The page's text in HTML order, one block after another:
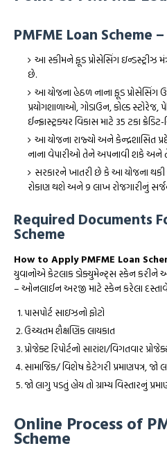
PMFME Loan Scheme –
આ સ્કીમને ફૂડ પ્રોસેસિંગ ઇન્ડસ્ટ્રીઝ
છે.
આ યોજના હેઠળ નાના ફૂડ પ્રોસેસિંગ
પ્રયોગશાળાઓ, ગોડાઉન, કોલ્ડ
ઈન્ફ્રાસ્ટ્રક્ચર વિકાસ માટે 35 ટકા
આ યોજના રાજ્યો અને કેન્દ્રશાસિત
નાના વેપારીઓ તેને અપનાવી શકે અને
સરકારને ખાતરી છે કે આ યોજના થકી
રોકાણ થશે અને 9 લાખ રોજગારીનું
Required Documents
Scheme
How to Apply PMFME Loan
યુવાનોએ કેટલાક ડોક્યુમેન્ટ્સ સ્કેન
– ઓનલાઈન અરજી માટે સ્કેન કરેલા
પાસપોર્ટ સાઇઝનો ફોટો
ઉચ્ચતમ શૈક્ષણિક લાયકાત
પ્રોજેક્ટ રિપોર્ટનો સારાંશ/વિગતવાર
સામાજિક/ વિશેષ કેટેગરી પ્રમાણપત્ર, જો
જો લાગુ પડતું હોય તો ગ્રામ્ય વિસ્તારનું
Online Process of
Scheme